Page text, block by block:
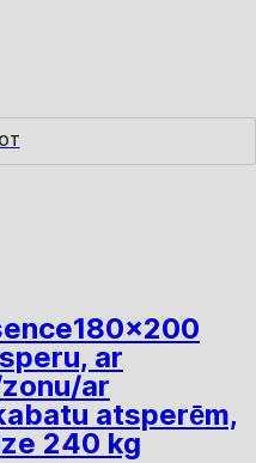
180x200
ar
ar
atsperēm,
240 kg